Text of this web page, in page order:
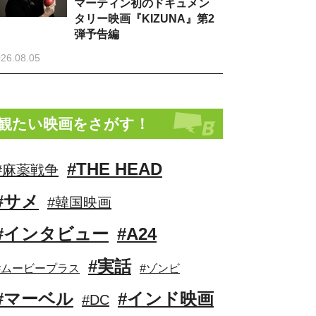
マーティン初のドキュメン
タリー映画『KIZUNA』第2
弾予告編
たい映画をさがす！
薬戦争 #THE HEAD
サメ
#韓国映画
インタビュー #A24
ービープラス #実話 #ゾンビ
マーベル #DC #インド映画